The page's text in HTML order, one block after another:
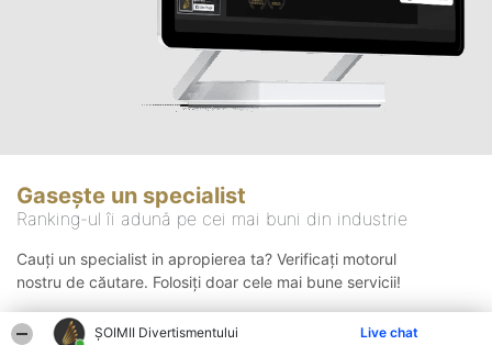
ŞOIMII Divertismentului Live chat
Gasește un specialist
Ranking-ul îi adună pe cei mai buni din industrie
Cauți un specialist in apropierea ta? Verificați motorul
nostru de căutare. Folosiți doar cele mai bune servicii!